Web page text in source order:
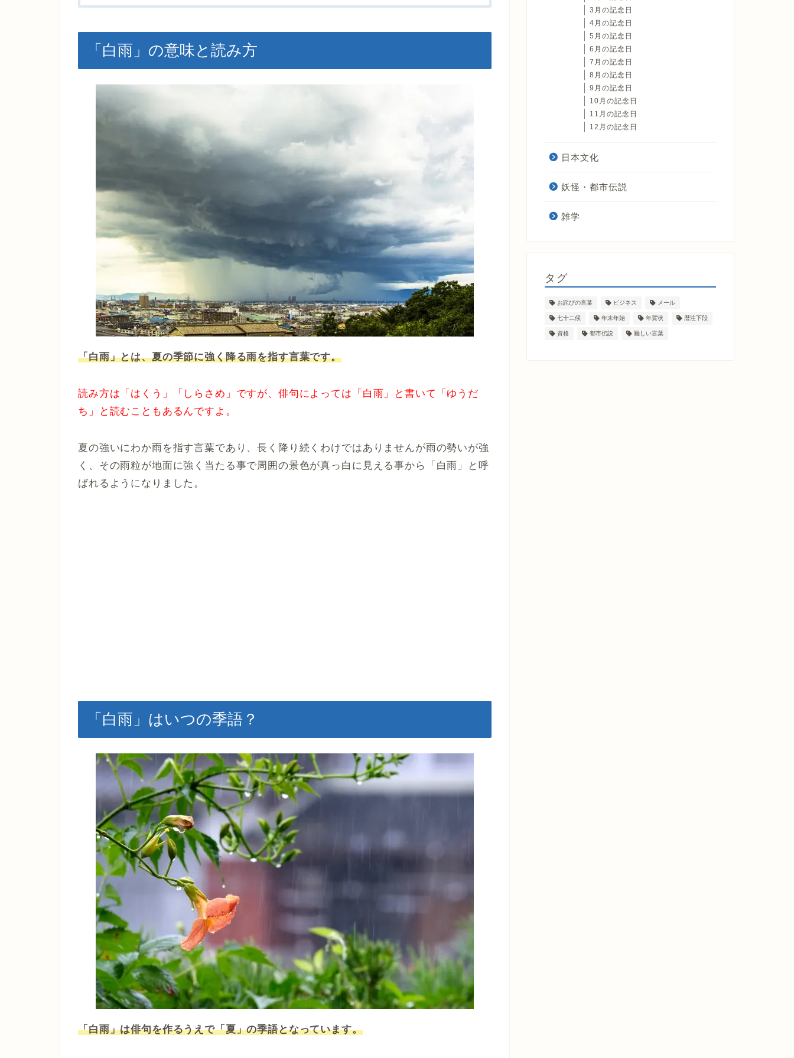
「白雨」の意味と読み方
「白雨」とは、夏の季節に強く降る雨を指す言葉です。
読み方は「はくう」「しらさめ」ですが、俳句によっては「白雨」と書いて「ゆうだ
ち」と読むこともあるんですよ。
夏の強いにわか雨を指す言葉であり、長く降り続くわけではありませんが雨の勢いが強
く、その雨粒が地面に強く当たる事で周囲の景色が真っ白に見える事から「白雨」と呼
ばれるようになりました。
「白雨」はいつの季語？
「白雨」は俳句を作るうえで「夏」の季語となっています。
3月の記念日
4月の記念日
5月の記念日
6月の記念日
7月の記念日
8月の記念日
9月の記念日
10月の記念日
11月の記念日
12月の記念日
日本文化
妖怪・都市伝説
雑学
タグ
お詫びの言葉 ビジネス メール
七十二候 年末年始 年賀状 暦注下段
資格 都市伝説 難しい言葉